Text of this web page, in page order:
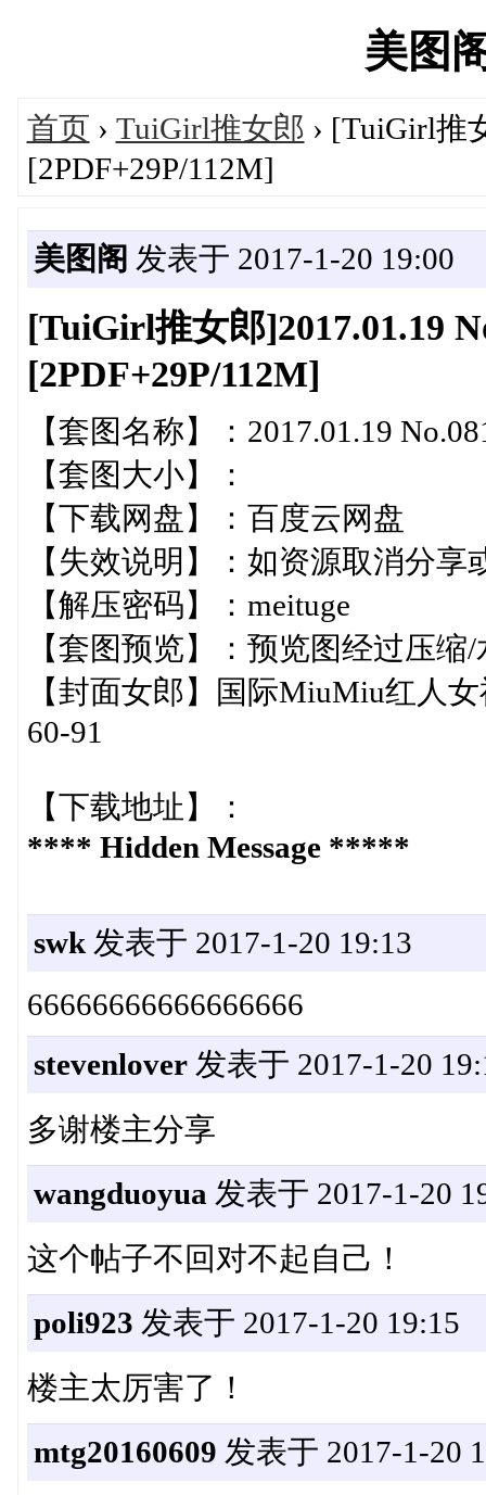
美图
首页 › TuiGirl推女郎 › [TuiGirl推
[2PDF+29P/112M]
美图阁 发表于 2017-1-20 19:00
[TuiGirl推女郎]2017.01.19
[2PDF+29P/112M]
【套图名称】：2017.01.19
【套图大小】：
【下载网盘】：百度云网盘
【失效说明】：如资源取消分
【解压密码】：meituge
【套图预览】：预览图经过压
【封面女郎】国际MiuMiu红人
60-91
【下载地址】：
**** Hidden Message *****
swk发表于 2017-1-20 19:13
66666666666666666
stevenlover发表于 2017-1-20
多谢楼主分享
wangduoyua 发表于 2017-1-20
这个帖子不回对不起自己！
poli923 发表于 2017-1-20 19:15
楼主太厉害了！
mtg20160609 发表于 2017-1-20